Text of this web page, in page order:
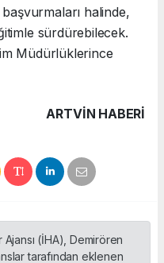
halinde,
sürdürebilecek.
Müdürlüklerince
ARTVIN HABERİ
(İHA), Demirören
tarafından eklenen